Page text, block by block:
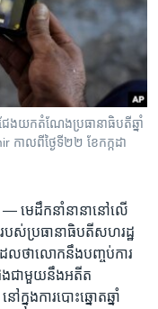
ែង​យក​តំណែង​ប្រធានាធិបតី​ឆ្នាំ
ាលពីថ្ងៃទី២២ ខែកក្កដា
— មេដឹកនាំ​នានា​នៅ​លើ​
បស់​ប្រធានាធិបតី​សហរដ្ឋ​
ែល​ថា​លោក​នឹង​បញ្ចប់​ការ​
ង​ជាមួយ​នឹង​អតីត​
នុង​ការ​បោះឆ្នោត​ឆ្នាំ